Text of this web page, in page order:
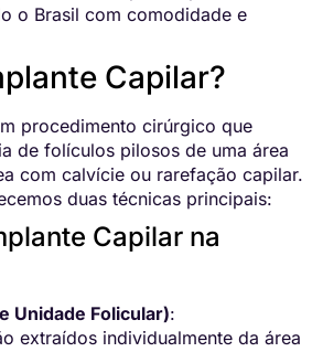
o Brasil com comodidade e
Capilar?
procedimento cirúrgico que
de folículos pilosos de uma área
com calvície ou rarefação capilar.
duas técnicas principais:
Capilar na
Unidade Folicular):
extraídos individualmente da área